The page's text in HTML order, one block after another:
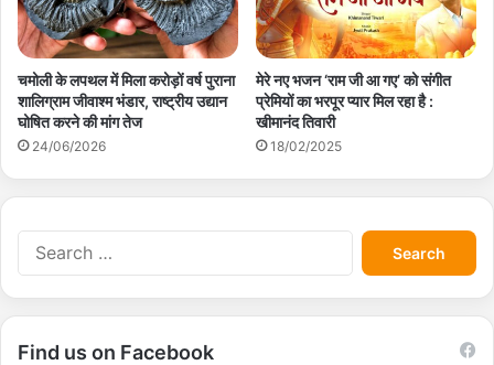
चमोली के लपथल में मिला करोड़ों वर्ष पुराना
शालिग्राम जीवाश्म भंडार, राष्ट्रीय उद्यान
घोषित करने की मांग तेज
24/06/2026
मेरे नए भजन ‘राम जी आ गए’ को संगीत
प्रेमियों का भरपूर प्यार मिल रहा है :
खीमानंद तिवारी
18/02/2025
S
e
a
r
Find us on Facebook